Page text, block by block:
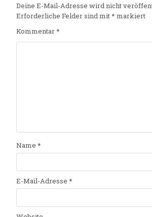
Deine E-Mail-Adresse wird nicht
Erforderliche Felder sind mit* markiert
Kommentar*
Name *
E-Mail-Adresse *